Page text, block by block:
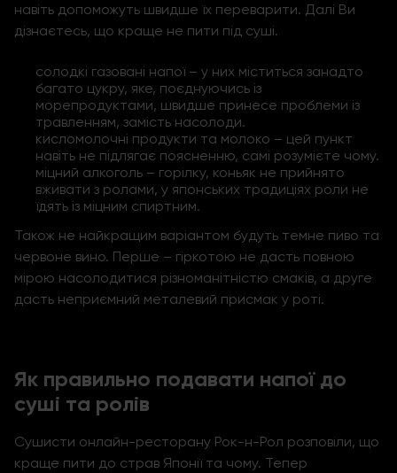
навіть допоможуть швидше їх переварити. Далі Ви
дізнаєтесь, що краще не пити під суші.
солодкі газовані напої – у них міститься занадто
багато цукру, яке, поєднуючись із
морепродуктами, швидше принесе проблеми із
травленням, замість насолоди.
кисломолочні продукти та молоко – цей пункт
навіть не підлягає поясненню, самі розумієте чому.
міцний алкоголь – горілку, коньяк не прийнято
вживати з ролами, у японських традиціях роли не
їдять із міцним спиртним.
Також не найкращим варіантом будуть темне пиво та
червоне вино. Перше – гіркотою не дасть повною
мірою насолодитися різноманітністю смаків, а друге
дасть неприємний металевий присмак у роті.
Як правильно подавати напої до
суші та ролів
Сушисти онлайн-ресторану Рок-н-Рол розповіли, що
краще пити до страв Японії та чому. Тепер